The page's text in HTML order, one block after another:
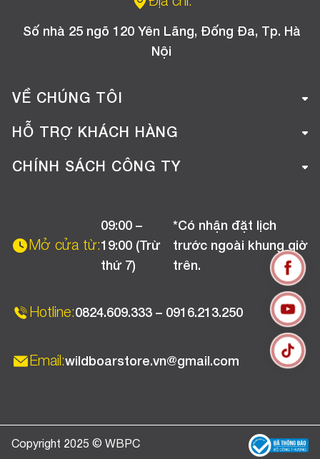
Số nhà 25 ngõ 120 Yên Lãng, Đống Đa, Tp. Hà
Nội
VỀ CHÚNG TÔI
Giới thiệu công ty
Tuyển dụng
HỖ TRỢ KHÁCH HÀNG
Hướng dẫn mua hàng online
Chương trình khuyến mãi
CHÍNH SÁCH CÔNG TY
Chính sách bảo hành
Mở cửa từ:
09:00 –
19:00 (Trừ
thứ 7)
*Có nhận đặt lịch
trước ngoài khung giờ
trên.
Hotline:0824.609.333 – 0916.213.250
Email:wildboarstore.vn@gmail.com
Copyright 2025 © WBPC